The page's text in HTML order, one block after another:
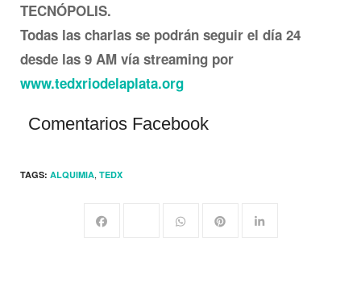
TECNÓPOLIS.
Todas las charlas se podrán seguir el día 24
desde las 9 AM vía streaming por
www.tedxriodelaplata.org
Comentarios Facebook
TAGS: ALQUIMIA, TEDX